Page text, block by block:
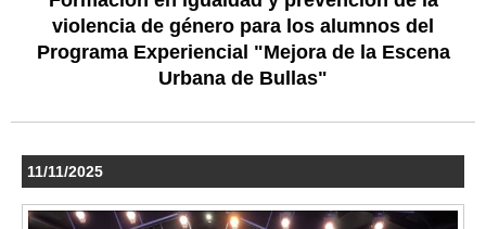
violencia de género para los alumnos del
Programa Experiencial "Mejora de la Escena
Urbana de Bullas"
11/11/2025